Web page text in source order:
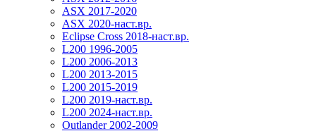
ASX 2017-2020
ASX 2020-наст.вр.
Eclipse Cross 2018-наст.вр.
L200 1996-2005
L200 2006-2013
L200 2013-2015
L200 2015-2019
L200 2019-наст.вр.
L200 2024-наст.вр.
Outlander 2002-2009